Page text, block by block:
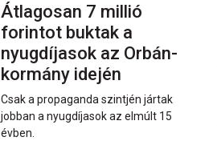
Átlagosan 7 millió
forintot buktak a
nyugdíjasok az Orbán-
kormány idején
Csak a propaganda szintjén jártak
jobban a nyugdíjasok az elmúlt 15
évben.